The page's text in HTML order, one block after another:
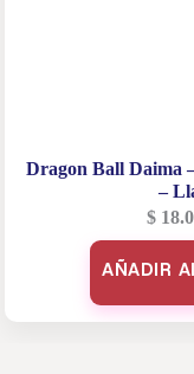
Dragon Ball Daima
–
$
AÑADIR